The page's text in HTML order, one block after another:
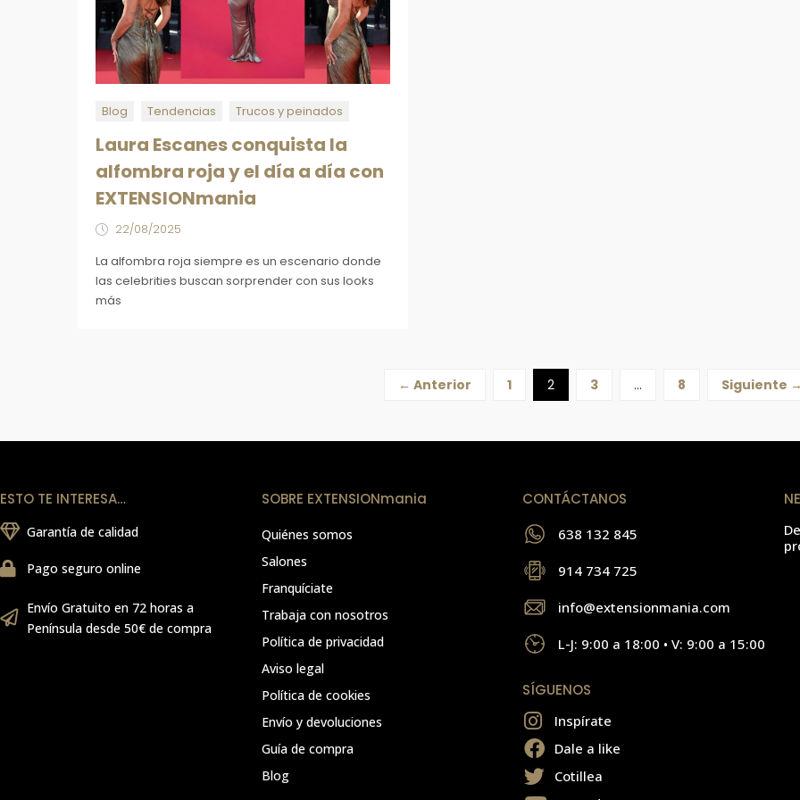
Blog Tendencias Trucos y peinados
Laura Escanes conquista la
alfombra roja y el día a día con
EXTENSIONmania
22/08/2025
La alfombra roja siempre es un escenario donde
las celebrities buscan sorprender con sus looks
más
← Anterior 1 2 3 … 8 Siguiente
ESTO TE INTERESA…
Garantía de calidad
Pago seguro online
Envío Gratuito en 72 horas a
Península desde 50€ de compra
SOBRE EXTENSIONmania
Quiénes somos
Salones
Franquíciate
Trabaja con nosotros
Política de privacidad
Aviso legal
Política de cookies
Envío y devoluciones
Guía de compra
Blog
CONTÁCTANOS
638 132 845
914 734 725
info@extensionmania.com
L-J: 9:00 a 18:00 • V: 9:00 a 15:00
SÍGUENOS
Inspírate
Dale a like
Cotillea